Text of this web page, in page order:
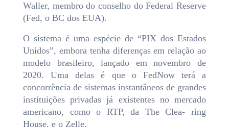
Waller, membro do conselho do Federal Reserve
(Fed, o BC dos EUA).
O sistema é uma espécie de “PIX dos Estados
Unidos”, embora tenha diferenças em relação ao
modelo brasileiro, lançado em novembro de
2020. Uma delas é que o FedNow terá a
concorrência de sistemas instantâneos de grandes
instituições privadas já existentes no mercado
americano, como o RTP, da The Clea- ring
House, e o Zelle.